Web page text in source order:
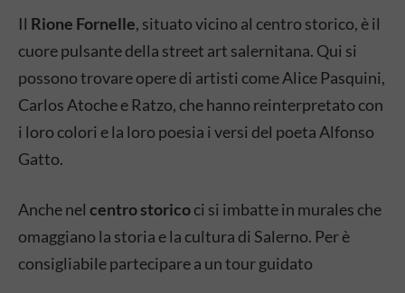
Il Rione Fornelle, situato vicino al centro storico, è il
cuore pulsante della street art salernitana. Qui si
possono trovare opere di artisti come Alice Pasquini,
Carlos Atoche e Ratzo, che hanno reinterpretato con
i loro colori e la loro poesia i versi del poeta Alfonso
Gatto.
Anche nel centro storicoci si imbatte in murales che
omaggiano la storia e la cultura di Salerno. Per è
consigliabile partecipare a un tour guidato